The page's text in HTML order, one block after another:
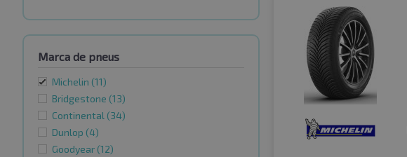
Marca de pneus
Michelin (11)
Bridgestone (13)
Continental (34)
Dunlop (4)
Goodyear (12)